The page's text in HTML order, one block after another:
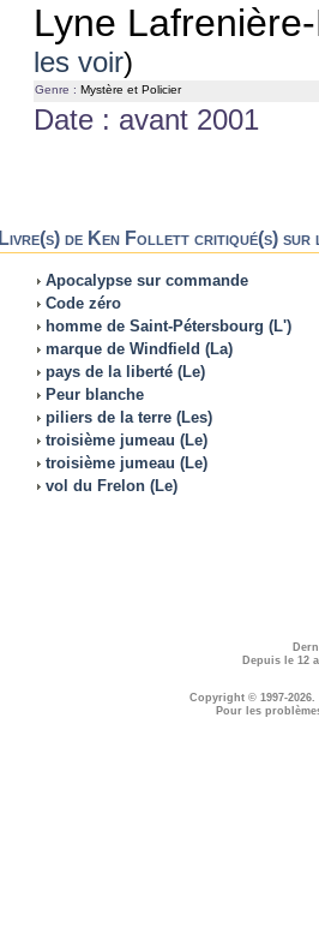
Lyne
les voir)
Genre : Mystère et Policier
Date : avant 2001
Livre(s) de Ken Follett critiqué(s) sur
Apocalypse sur commande
Code zéro
homme de Saint-Pétersbourg (L')
marque de Windfield (La)
pays de la liberté (Le)
Peur blanche
piliers de la terre (Les)
troisième jumeau (Le)
troisième jumeau (Le)
vol du Frelon (Le)
Depuis le 12
Copyright © 1997-2026.
Pour les